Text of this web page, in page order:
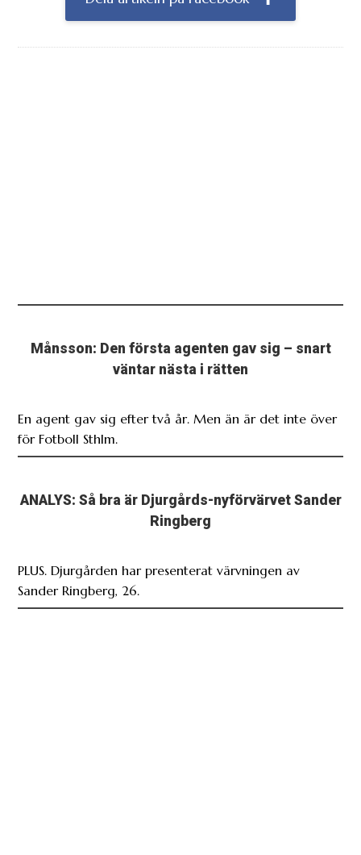
Månsson: Den första agenten gav sig – snart
väntar nästa i rätten
En agent gav sig efter två år. Men än är det inte över
för Fotboll Sthlm.
ANALYS: Så bra är Djurgårds-nyförvärvet Sander
Ringberg
PLUS. Djurgården har presenterat värvningen av
Sander Ringberg, 26.